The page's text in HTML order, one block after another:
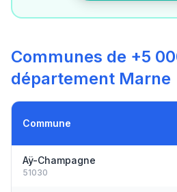
Communes de +5
département Marne
Commune
Aÿ-Champagne
51030